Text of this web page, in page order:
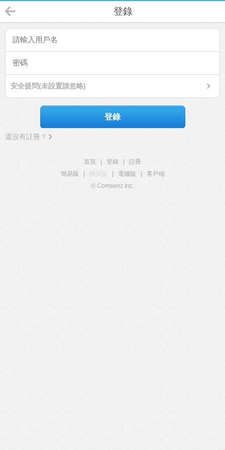
登錄
安全提問(未設置請忽略)
登錄
還沒有註冊？
首頁 登錄
註冊
簡易版
觸屏版 電腦版
客戶端
© Comsenz Inc.